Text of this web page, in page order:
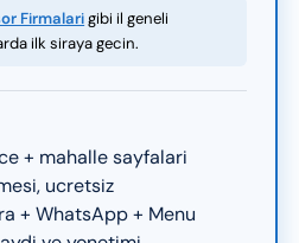
Firmalarigibi il geneli
ilk siraya gecin.
+ mahalle sayfalari
ucretsiz
+ WhatsApp + Menu